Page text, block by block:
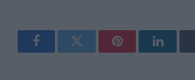
FacebookTwitter Pinterest